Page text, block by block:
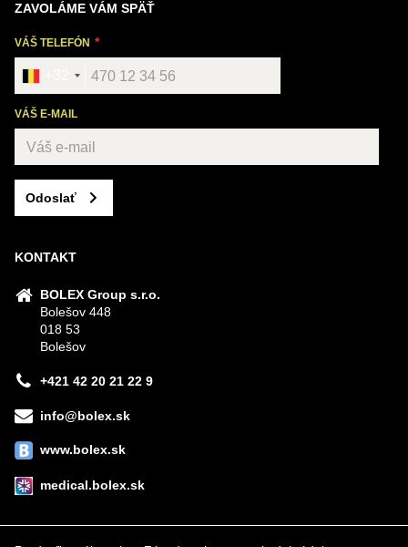
ZAVOLÁME VÁM SPÄŤ
VÁŠ TELEFÓN
VÁŠ E-MAIL
Odoslať
KONTAKT
BOLEX Group s.r.o.
Bolešov 448
018 53
Bolešov
+421 42 20 21 22 9
info@bolex.sk
www.bolex.sk
medical.bolex.sk